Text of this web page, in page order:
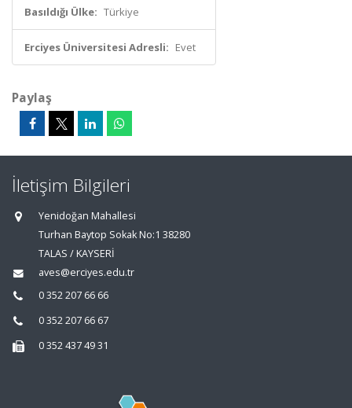
Basıldığı Ülke: Türkiye
Erciyes Üniversitesi Adresli: Evet
Paylaş
İletişim Bilgileri
Yenidoğan Mahallesi
Turhan Baytop Sokak No:1 38280
TALAS / KAYSERİ
aves@erciyes.edu.tr
0 352 207 66 66
0 352 207 66 67
0 352 437 49 31